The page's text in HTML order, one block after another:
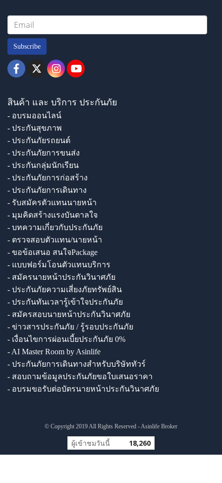
Subscribe
สินค้า และ บริการ ประกันภัย
- อบรมออนไลน์
- ประกันสุขภาพ
- ประกันภัยรถยนต์
- ประกันภัยการขนส่ง
- ประกันกลุ่มนักเรียน
- ประกันภัยการก่อสร้าง
- ประกันภัยการเดินทาง
- รับสมัครตัวแทนนายหน้า
- มุมคิดสร้างแรงบันดาลใจ
- บทความเกี่ยวกับประกันภัย
- ตรวจสอบตัวแทน/นายหน้า
- ขอข้อเสนอ สนใจPackage
- แบบฟอร์มโอนตัวแทนบริการ
- สมัครนายหน้าประกันวินาศภัย
- ประกันภัยความเสี่ยงภัยทรัพย์สิน
- ประกันทันเวลารู้เข้าใจประกันภัย
- สมัครสอบนายหน้าประกันวินาศภัย
- ข่าวสารประกันภัย / รู้รอบประกันภัย
- เงื่อนไขการผ่อนเบี้ยประกันภัย 0%
- AI Master Room by Asinlife
- ประกันภัยการเดินทางสำหรับบริษัททัวร์
- สอบถามข้อมูลประกันภัยขอใบเสนอราคา
- อบรมขอรับต่อบัตรนายหน้าประกันวินาศภัย
© Copyright 2019 All Rights Reserved - Asinlife Broker
ผู้เข้าชมวันนี้ 18,260